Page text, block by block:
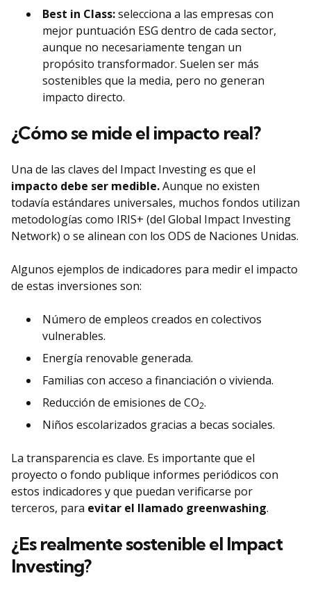
Best in Class:selecciona a las empresas con
mejor puntuación ESG dentro de cada sector,
aunque no necesariamente tengan un
propósito transformador. Suelen ser más
sostenibles que la media, pero no generan
impacto directo.
¿Cómo se mide el impacto real?
Una de las claves del Impact Investing es que el
impacto debe ser medible.Aunque no existen
todavía estándares universales, muchos fondos utilizan
metodologías como IRIS+ (del Global Impact Investing
Network) o se alinean con los ODS de Naciones Unidas.
Algunos ejemplos de indicadores para medir el impacto
de estas inversiones son:
Número de empleos creados en colectivos
vulnerables.
Energía renovable generada.
Familias con acceso a financiación o vivienda.
Reducción de emisiones de CO2.
Niños escolarizados gracias a becas sociales.
La transparencia es clave. Es importante que el
proyecto o fondo publique informes periódicos con
estos indicadores y que puedan verificarse por
terceros, para evitar el llamado greenwashing.
¿Es realmente sostenible el Impact
Investing?